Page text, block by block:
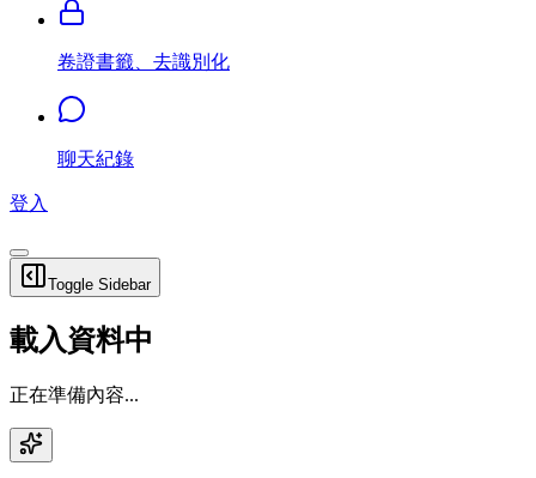
卷證書籤、去識別化
聊天紀錄
登入
Toggle Sidebar
載入資料中
正在準備內容...